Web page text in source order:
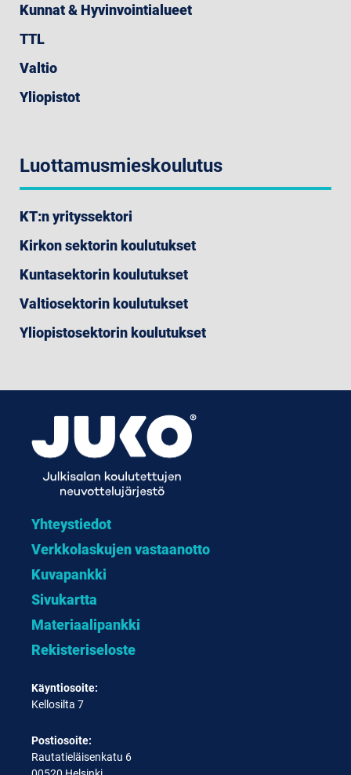
Kunnat & Hyvinvointialueet
TTL
Valtio
Yliopistot
Luottamusmieskoulutus
KT:n yrityssektori
Kirkon sektorin koulutukset
Kuntasektorin koulutukset
Valtiosektorin koulutukset
Yliopistosektorin koulutukset
Yhteystiedot
Verkkolaskujen vastaanotto
Kuvapankki
Sivukartta
Materiaalipankki
Rekisteriseloste
Käyntiosoite:
Kellosilta 7
Postiosoite:
Rautatieläisenkatu 6